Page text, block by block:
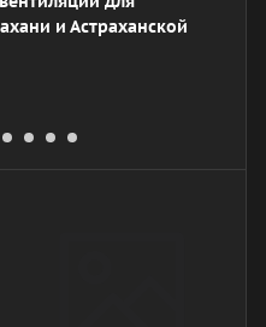
и Астраханской